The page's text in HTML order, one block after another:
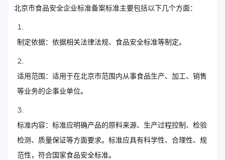
北京市食品安全企业标准备案标准主要包括以下几个方面：
制定依据：依据相关法律法规、食品安全标准等制定。
适用范围：适用于在北京市范围内从事食品生产、加工、销售
等业务的企事业单位。
标准内容：标准应明确产品的原料来源、生产过程控制、检验
检测、质量保证等方面要求。标准应具有科学性、合理性、规
范性，符合国家食品安全标准。